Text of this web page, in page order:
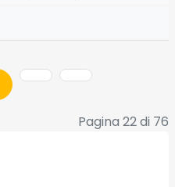
Pagina 22 di 76